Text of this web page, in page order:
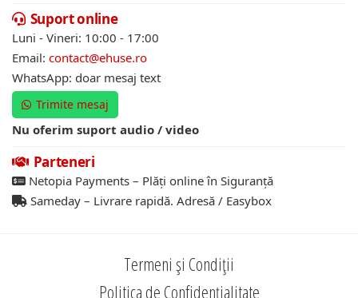
Suport online
Luni - Vineri: 10:00 - 17:00
Email: contact@ehuse.ro
WhatsApp: doar mesaj text
Trimite mesaj
Nu oferim suport audio / video
Parteneri
Netopia Payments – Plăți online în Siguranță
Sameday – Livrare rapidă. Adresă / Easybox
Termeni și Condiții
Politica de Confidențialitate